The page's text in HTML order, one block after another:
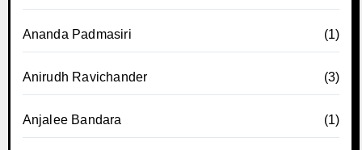
Ananda Padmasiri (1)
Anirudh Ravichander (3)
Anjalee Bandara (1)